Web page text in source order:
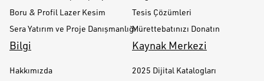
Boru & Profil Lazer Kesim
Sera Yatırım ve Proje Danışmanlığı
Tesis Çözümleri
Mürettebatınızı Donatın
Bilgi
Hakkımızda
Kaynak Merkezi
2025 Dijital Katalogları